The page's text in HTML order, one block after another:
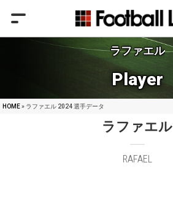
ラファエル
Player
HOME» ラファエル 2024 選手データ
ラファエル
RAFAEL